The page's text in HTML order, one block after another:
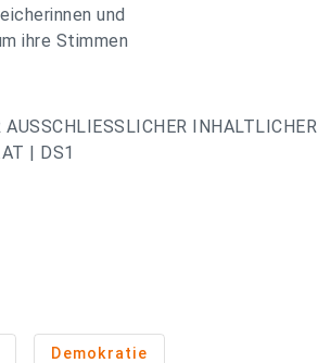
und
ihre Stimmen
INHALTLICHER
| DS1
Demokratie